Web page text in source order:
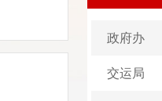
政府办
交运局